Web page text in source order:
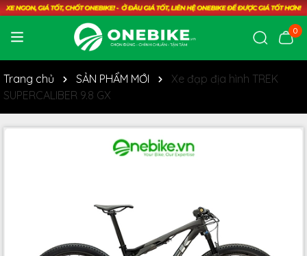
0
Trang chủ SẢN PHẨM MỚI
Xe đạp địa hình TREK
SUPERCALIBER 9.8 GX